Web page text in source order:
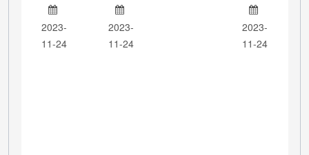
2023-
11-24
2023-
11-24
2023-
11-24